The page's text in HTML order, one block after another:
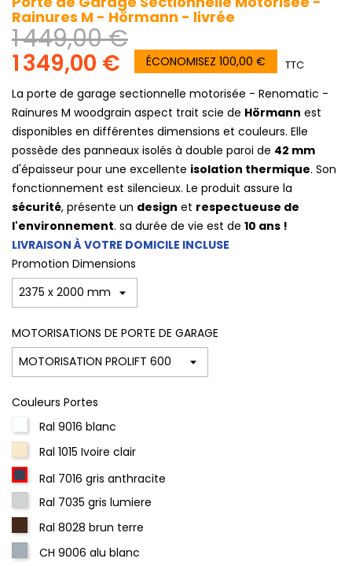
Rainures M - Hörmann - livrée
1 449,00 €
1 349,00 € ÉCONOMISEZ 100,00 € TTC
La porte de garage sectionnelle motorisée - Renomatic -
Rainures M woodgrain aspect trait scie de Hörmann est
disponibles en différentes dimensions et couleurs. Elle
possède des panneaux isolés à double paroi de 42 mm
d'épaisseur pour une excellente isolation thermique. Son
fonctionnement est silencieux. Le produit assure la
sécurité, présente un design et respectueuse de
l'environnement. sa durée de vie est de 10 ans !
LIVRAISON À VOTRE DOMICILE INCLUSE
Promotion Dimensions
MOTORISATIONS DE PORTE DE GARAGE
Couleurs Portes
Ral 9016 blanc
Ral 1015 Ivoire clair
Ral 7016 gris anthracite
Ral 7035 gris lumiere
Ral 8028 brun terre
CH 9006 alu blanc